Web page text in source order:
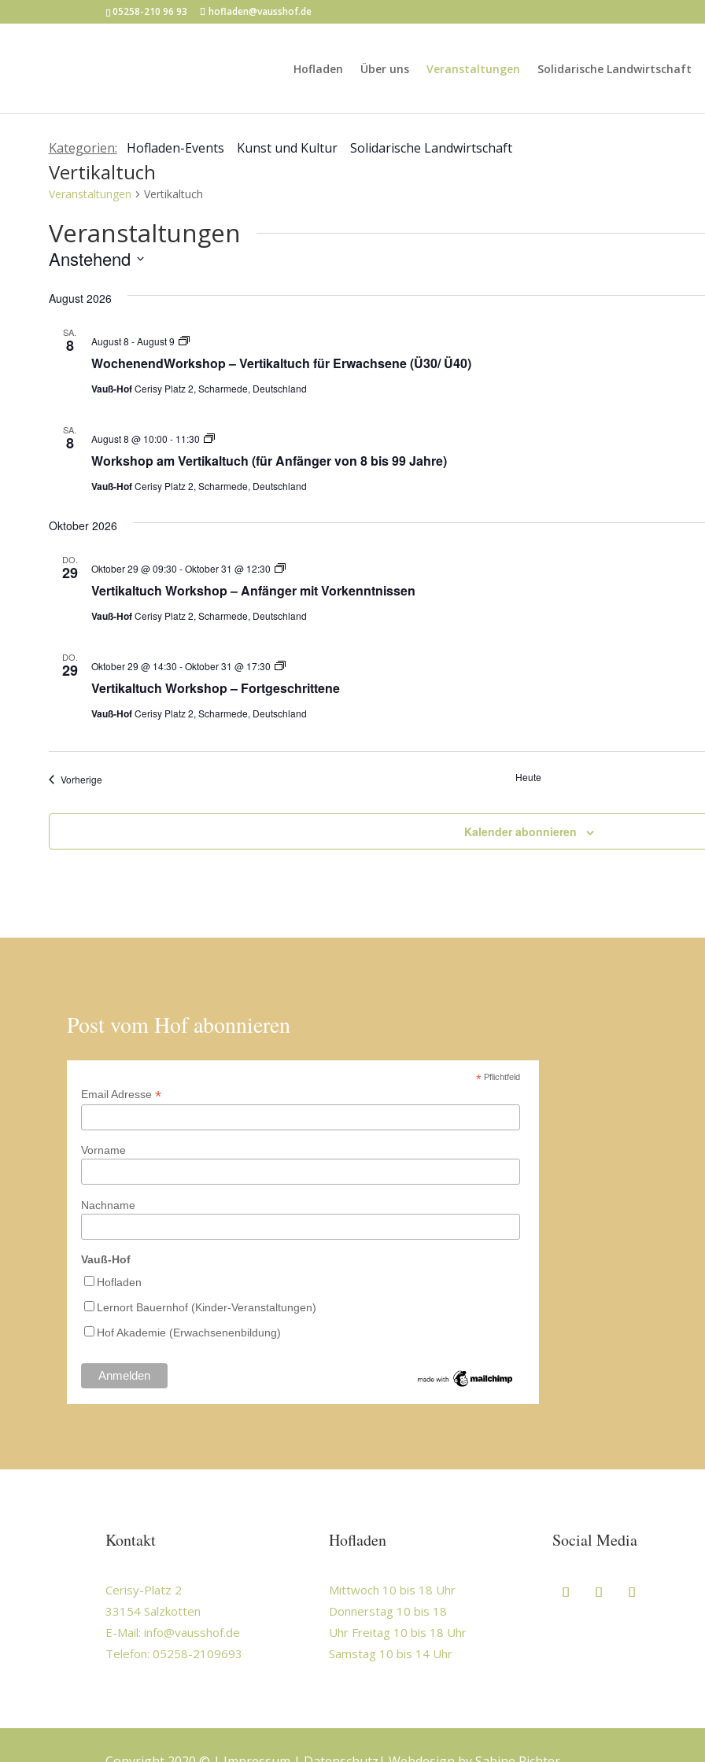
05258-210 96 93 hofladen@vausshof.de
Hofladen Über uns Veranstaltungen Solidarische Landwirtschaft
Kategorien: Hofladen-Events Kunst und Kultur Solidarische Landwirtschaft
Vertikaltuch
Veranstaltungen Vertikaltuch
Veranstaltungen
Anstehend
wählen.
August 2026
SA.
8
WochenendWorkshop – Vertikaltuch für Erwachsene (Ü30/ Ü40)
August 8 -August 9
Vertikaltuch
–
8-
Vauß-HofCerisy Platz 2, Scharmede, Deutschland
SA.
8
Workshop am Vertikaltuch (für Anfänger von 8 bis 99 Jahre)
August 8 @ 10:00 - 11:30
Vertikaltuch
–
8-
Vauß-HofCerisy Platz 2, Scharmede, Deutschland
Oktober 2026
DO.
29
Vertikaltuch Workshop – Anfänger mit Vorkenntnissen
Oktober 29 @ 09:30 -Oktober 31 @ 12:30
Vertikaltuch
–
8-
Vauß-HofCerisy Platz 2, Scharmede, Deutschland
DO.
29
Vertikaltuch Workshop – Fortgeschrittene
Oktober 29 @ 14:30 -Oktober 31 @ 17:30
Vertikaltuch
–
8-
Vauß-HofCerisy Platz 2, Scharmede, Deutschland
VorherigeVeranstaltungen Heute
Kalender abonnieren
Post vom Hof abonnieren
* Pflichtfeld
Email Adresse *
Vorname
Nachname
Vauß-Hof
Hofladen
Lernort Bauernhof (Kinder-Veranstaltungen)
Hof Akademie (Erwachsenenbildung)
Kontakt
Cerisy-Platz 2
33154 Salzkotten
E-Mail:info@vausshof.de
Telefon: 05258-2109693
Hofladen
Mittwoch 10 bis 18 Uhr
Donnerstag 10 bis 18
Uhr Freitag 10 bis 18 Uhr
Samstag 10 bis 14 Uhr
Social Media